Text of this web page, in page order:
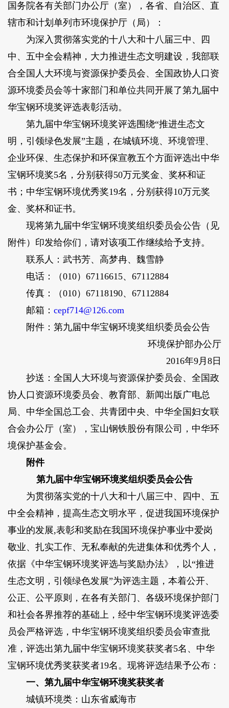
国务院各有关部门办公厅（室），各省、自治区、直
辖市和计划单列市环境保护厅（局）：
为深入贯彻落实党的十八大和十八届三中、四
中、五中全会精神，大力推进生态文明建设，我部联
合全国人大环境与资源保护委员会、全国政协人口资
源环境委员会等十家部门和单位共同开展了第九届中
华宝钢环境奖评选表彰活动。
第九届中华宝钢环境奖评选围绕“推进生态文
明，引领绿色发展”主题，在城镇环境、环境管理、
企业环保、生态保护和环保宣教五个方面评选出中华
宝钢环境奖5名，分别获得50万元奖金、奖杯和证
书；中华宝钢环境优秀奖19名，分别获得10万元奖
金、奖杯和证书。
现将第九届中华宝钢环境奖组织委员会公告（见
附件）印发给你们，请对该项工作继续给予支持。
联系人：武书芳、高梦冉、魏雪静
电话：（010）67116615、67112884
传真：（010）67118190、67112884
邮箱： cepf714@126.com
附件：第九届中华宝钢环境奖组织委员会公告
环境保护部办公厅
2016年9月8日
抄送：全国人大环境与资源保护委员会、全国政
协人口资源环境委员会、教育部、新闻出版广电总
局、中华全国总工会、共青团中央、中华全国妇女联
合会办公厅（室），宝山钢铁股份有限公司，中华环
境保护基金会。
附件
第九届中华宝钢环境奖组织委员会公告
为贯彻落实党的十八大和十八届三中、四中、五
中全会精神，提高生态文明水平，促进我国环境保护
事业的发展,表彰和奖励在我国环境保护事业中爱岗
敬业、扎实工作、无私奉献的先进集体和优秀个人，
依据《中华宝钢环境奖评选与奖励办法》，以“推进
生态文明，引领绿色发展”为评选主题，本着公开、
公正、公平原则，在各有关部门、各级环境保护部门
和社会各界推荐的基础上，经中华宝钢环境奖评选委
员会严格评选，中华宝钢环境奖组织委员会审查批
准，评选出第九届中华宝钢环境奖获奖者5名、中华
宝钢环境优秀奖获奖者19名。现将评选结果予公布：
一、第九届中华宝钢环境奖获奖者
城镇环境类：山东省威海市